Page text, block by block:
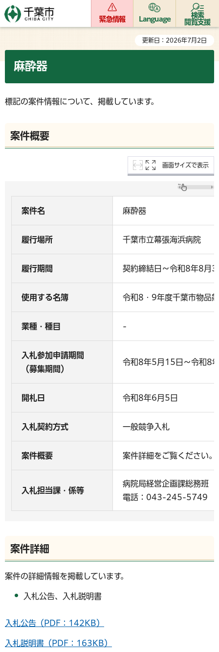
緊急情報 Language
検索
閲覧支援
更新日：2026年7月2日
麻酔器
標記の案件情報について、掲載しています。
案件概要
画面サイズで表示
案件名 麻酔器
履行場所 千葉市立幕張海浜病院
履行期間 契約締結日～令和8年8月
使用する名簿 令和8・9年度千葉市物品
業種・種目 -
入札参加申請期間
（募集期間）
令和8年5月15日～令和8
開札日 令和8年6月5日
入札契約方式 一般競争入札
案件概要 案件詳細をご覧ください。
入札担当課・係等
病院局経営企画課総務班
電話：043-245-5749
案件詳細
案件の詳細情報を掲載しています。
入札公告、入札説明書
入札公告（PDF：142KB）
入札説明書（PDF：163KB）